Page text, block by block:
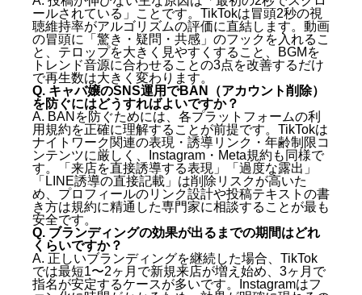
ールされている」ことです。TikTokは冒頭2秒の視
聴維持率がアルゴリズムの評価に直結します。動画
の冒頭に「驚き・疑問・共感」のフックを入れるこ
と、テロップを大きく見やすくすること、BGMを
トレンド音源に合わせることの3点を改善するだけ
で再生数は大きく変わります。
Q. キャバ嬢のSNS運用でBAN（アカウント削除）
を防ぐにはどうすればよいですか？
A. BANを防ぐためには、各プラットフォームの利
用規約を正確に理解することが前提です。TikTokは
ナイトワーク関連の表現・誘導リンク・年齢制限コ
ンテンツに厳しく、Instagram・Meta規約も同様で
す。「来店を直接誘導する表現」「過度な露出」
「LINE誘導の直接記載」は削除リスクが高いた
め、プロフィールのリンク設計や投稿テキストの書
き方は規約に精通した専門家に相談することが最も
安全です。
Q. ブランディングの効果が出るまでの期間はどれ
くらいですか？
A. 正しいブランディングを継続した場合、TikTok
では最短1〜2ヶ月で新規来店が増え始め、3ヶ月で
指名が安定するケースが多いです。Instagramはフ